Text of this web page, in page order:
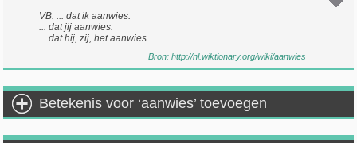
VB: ... dat ik aanwies.
... dat jij aanwies.
... dat hij, zij, het aanwies.
Bron: http://nl.wiktionary.org/wiki/aanwies
Betekenis voor ‘aanwies’ toevoegen